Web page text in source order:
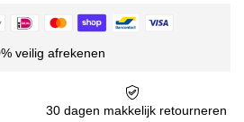
veilig afrekenen
30 dagen makkelijk retourneren